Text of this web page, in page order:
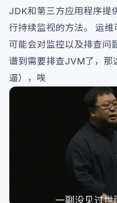
JDK和第三方应用程序提
行持续监视的方法。 运
可能会对监控以及排查问
谱到需要排查JVM了，那
逼），唉